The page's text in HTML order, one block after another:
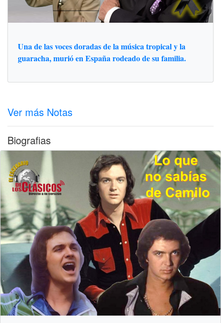
Una de las voces doradas de la música tropical y la
guaracha, murió en España rodeado de su familia.
Ver más Notas
Biografias